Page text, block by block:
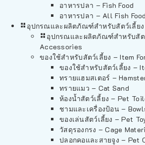
อาหารปลา – Fish Food
อาหารปลา – All Fish Food
อุปกรณและผลิตภัณฑ์สำหรับสัตว์เลี้ย
อุปกรณและผลิตภัณฑ์สำหรับสัต
Accessories
ของใช้สำหรับสัตว์เลี้ยง – Item
ของใช้สำหรับสัตว์เลี้ยง –
ทรายแฮมสเตอร์ –
ทรายแมว – Cat Sand
ห้องน้ำสัตว์เลี้ยง – Pet
ชามและเครื่องป้อน –
ของเล่นสัตว์เลี้ยง – Pet
วัสดุรองกรง – Cage
ปลอกคอและสายจูง – Pet